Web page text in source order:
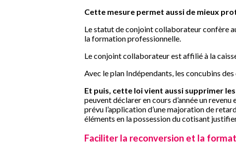
Cette mesure permet aussi de mieux
Le statut de conjoint collaborateur confère
la formation professionnelle.
Le conjoint collaborateur est affilié à la
Avec le plan Indépendants, les concubins
Et puis, cette loi vient aussi supprimer
peuvent déclarer en cours d’année un
prévu l’application d’une majoration de
éléments en la possession du cotisant
Faciliter la reconversion et la